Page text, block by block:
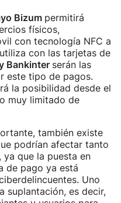
Bizum permitirá
físicos,
con tecnología NFC a
con las tarjetas de
Bankinter serán las
este tipo de pagos.
la posibilidad desde el
muy limitado de
también existe
podrían afectar tanto
que la puesta en
de pago ya está
Uno
suplantación, es decir,